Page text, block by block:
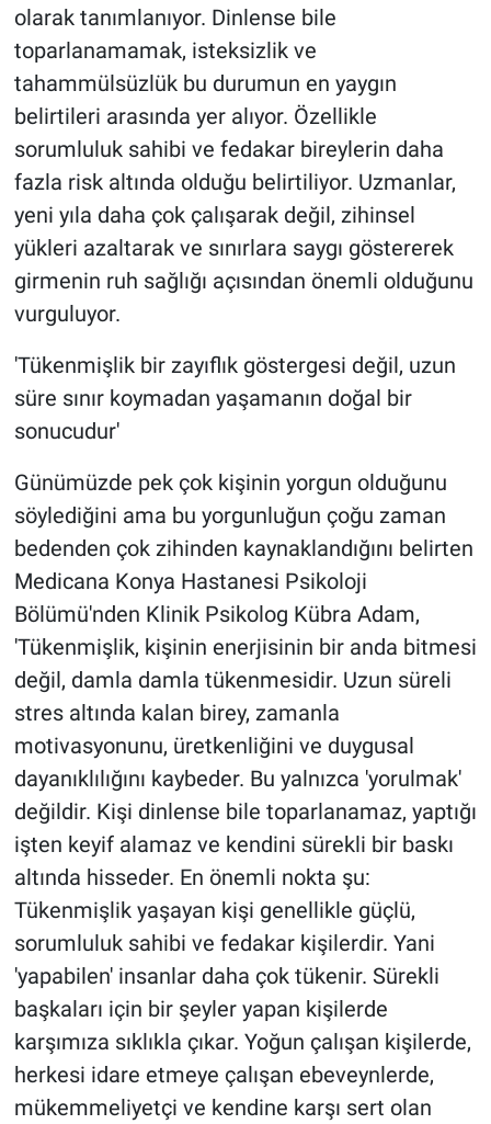
olarak tanımlanıyor. Dinlense bile
toparlanamamak, isteksizlik ve
tahammülsüzlük bu durumun en yaygın
belirtileri arasında yer alıyor. Özellikle
sorumluluk sahibi ve fedakar bireylerin daha
fazla risk altında olduğu belirtiliyor. Uzmanlar,
yeni yıla daha çok çalışarak değil, zihinsel
yükleri azaltarak ve sınırlara saygı göstererek
girmenin ruh sağlığı açısından önemli olduğunu
vurguluyor.
'Tükenmişlik bir zayıflık göstergesi değil, uzun
süre sınır koymadan yaşamanın doğal bir
sonucudur'
Günümüzde pek çok kişinin yorgun olduğunu
söylediğini ama bu yorgunluğun çoğu zaman
bedenden çok zihinden kaynaklandığını belirten
Medicana Konya Hastanesi Psikoloji
Bölümü'nden Klinik Psikolog Kübra Adam,
'Tükenmişlik, kişinin enerjisinin bir anda bitmesi
değil, damla damla tükenmesidir. Uzun süreli
stres altında kalan birey, zamanla
motivasyonunu, üretkenliğini ve duygusal
dayanıklılığını kaybeder. Bu yalnızca 'yorulmak'
değildir. Kişi dinlense bile toparlanamaz, yaptığı
işten keyif alamaz ve kendini sürekli bir baskı
altında hisseder. En önemli nokta şu:
Tükenmişlik yaşayan kişi genellikle güçlü,
sorumluluk sahibi ve fedakar kişilerdir. Yani
'yapabilen' insanlar daha çok tükenir. Sürekli
başkaları için bir şeyler yapan kişilerde
karşımıza sıklıkla çıkar. Yoğun çalışan kişilerde,
herkesi idare etmeye çalışan ebeveynlerde,
mükemmeliyetçi ve kendine karşı sert olan